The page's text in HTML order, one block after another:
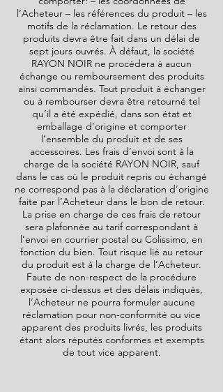
l’Acheteur – les références du produit – les
motifs de la réclamation. Le retour des
produits devra être fait dans un délai de
sept jours ouvrés. À défaut, la société
RAYON NOIR ne procédera à aucun
échange ou remboursement des produits
ainsi commandés. Tout produit à échanger
ou à rembourser devra être retourné tel
qu’il a été expédié, dans son état et
emballage d’origine et comporter
l’ensemble du produit et de ses
accessoires. Les frais d’envoi sont à la
charge de la société RAYON NOIR, sauf
dans le cas où le produit repris ou échangé
ne correspond pas à la déclaration d’origine
faite par l’Acheteur dans le bon de retour.
La prise en charge de ces frais de retour
sera plafonnée au tarif correspondant à
l’envoi en courrier postal ou Colissimo, en
fonction du bien. Tout risque lié au retour
du produit est à la charge de l’Acheteur.
Faute de non-respect de la procédure
exposée ci-dessus et des délais indiqués,
l’Acheteur ne pourra formuler aucune
réclamation pour non-conformité ou vice
apparent des produits livrés, les produits
étant alors réputés conformes et exempts
de tout vice apparent.